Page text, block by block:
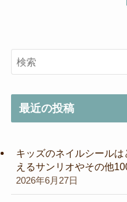
最近の投稿
キッズのネイルシール
えるサンリオやその他
2026年6月27日